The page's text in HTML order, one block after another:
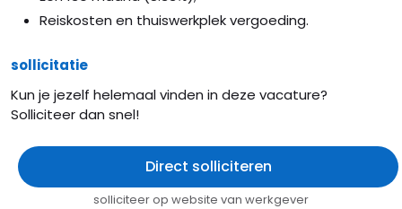
Reiskosten en thuiswerkplek vergoeding.
sollicitatie
Kun je jezelf helemaal vinden in deze vacature?
Solliciteer dan snel!
Direct solliciteren
solliciteer op website van werkgever